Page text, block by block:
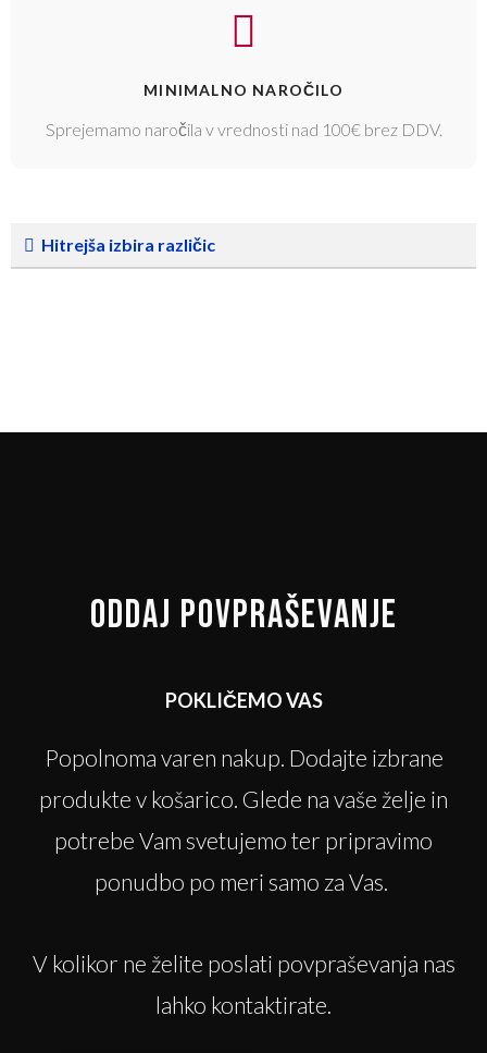
MINIMALNO NAROČILO
Sprejemamo naročila v vrednosti nad 100€ brez DDV.
Hitrejša izbira različic
ODDAJ POVPRAŠEVANJE
POKLIČEMO VAS
Popolnoma varen nakup. Dodajte izbrane
produkte v košarico. Glede na vaše želje in
potrebe Vam svetujemo ter pripravimo
ponudbo po meri samo za Vas.
V kolikor ne želite poslati povpraševanja nas
lahko kontaktirate.